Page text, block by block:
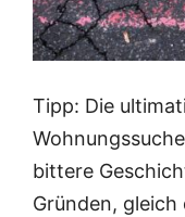
Tipp: Die
bittere
Gründen,